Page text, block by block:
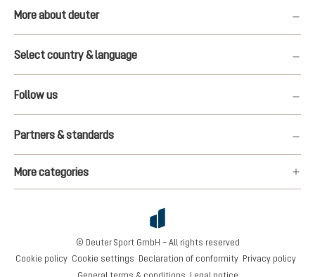
More about deuter
Select country & language
Follow us
Partners & standards
More categories
Cookie policy Cookie settings Declaration of conformity
Privacy policy
© Deuter Sport GmbH – All rights reserved